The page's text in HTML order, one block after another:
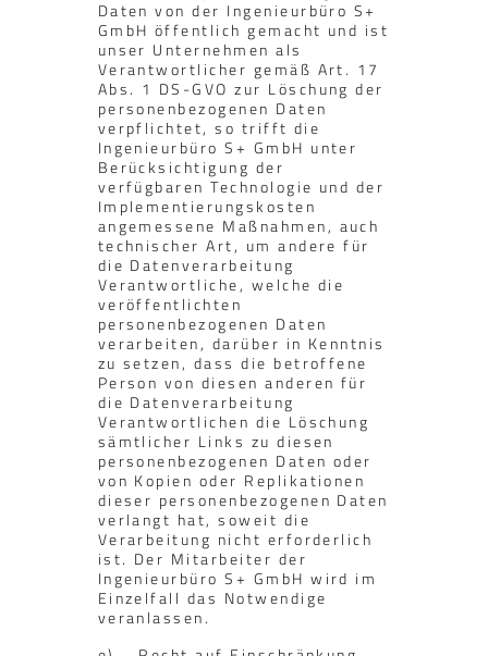
Daten von der Ingenieurbüro S+
GmbH öffentlich gemacht und ist
unser Unternehmen als
Verantwortlicher gemäß Art. 17
Abs. 1 DS-GVO zur Löschung der
personenbezogenen Daten
verpflichtet, so trifft die
Ingenieurbüro S+ GmbH unter
Berücksichtigung der
verfügbaren Technologie und der
Implementierungskosten
angemessene Maßnahmen, auch
technischer Art, um andere für
die Datenverarbeitung
Verantwortliche, welche die
veröffentlichten
personenbezogenen Daten
verarbeiten, darüber in Kenntnis
zu setzen, dass die betroffene
Person von diesen anderen für
die Datenverarbeitung
Verantwortlichen die Löschung
sämtlicher Links zu diesen
personenbezogenen Daten oder
von Kopien oder Replikationen
dieser personenbezogenen Daten
verlangt hat, soweit die
Verarbeitung nicht erforderlich
ist. Der Mitarbeiter der
Ingenieurbüro S+ GmbH wird im
Einzelfall das Notwendige
veranlassen.